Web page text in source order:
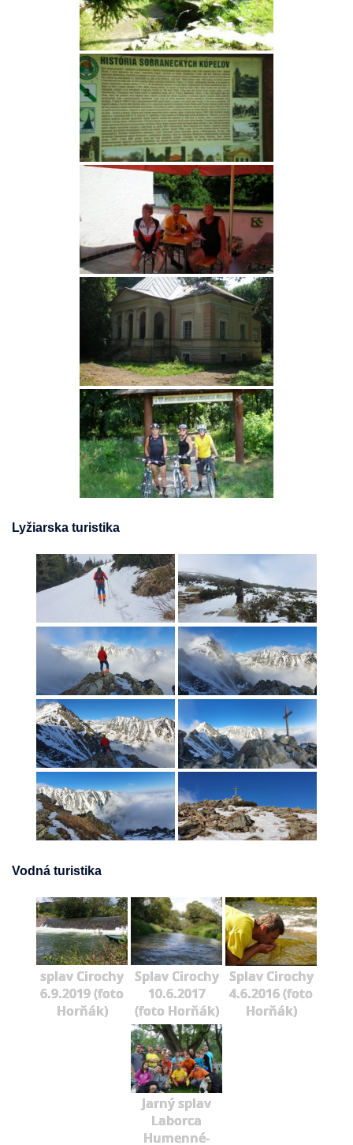
Lyžiarska turistika
Vodná turistika
splav Cirochy
6.9.2019 (foto
Horňák)
Splav Cirochy
10.6.2017
(foto Horňák)
Splav Cirochy
4.6.2016 (foto
Horňák)
Jarný splav
Laborca
Humenné-